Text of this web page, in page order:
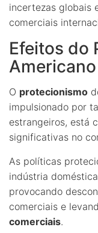
incertezas globais
comerciais
Efeitos do
Americano
O protecionismo
impulsionado por
estrangeiros, está
significativas no
As políticas
indústria
provocando
comerciais e
comerciais.